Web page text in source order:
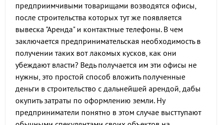
предприимчивыми товарищами возводятся офисы,
после строительства которых тут же появляется
вывеска "Аренда" и контактные телефоны. В чем
заключается предпринимательская необходимость в
получении таких вот лакомых кусков, как они
убеждают власти? Ведь получается им эти офисы не
нужны, это простой способ вложить полученные
деньги в строительство с дальнейшей арендой, дабы
окупить затраты по оформлению земли. Ну
предприниматели понятно в этом случае высттупают